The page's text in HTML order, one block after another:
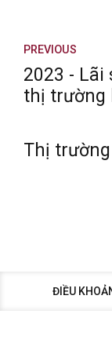
PREVIOUS
2023 - Lãi
thị trường
Thị
ĐIỀU